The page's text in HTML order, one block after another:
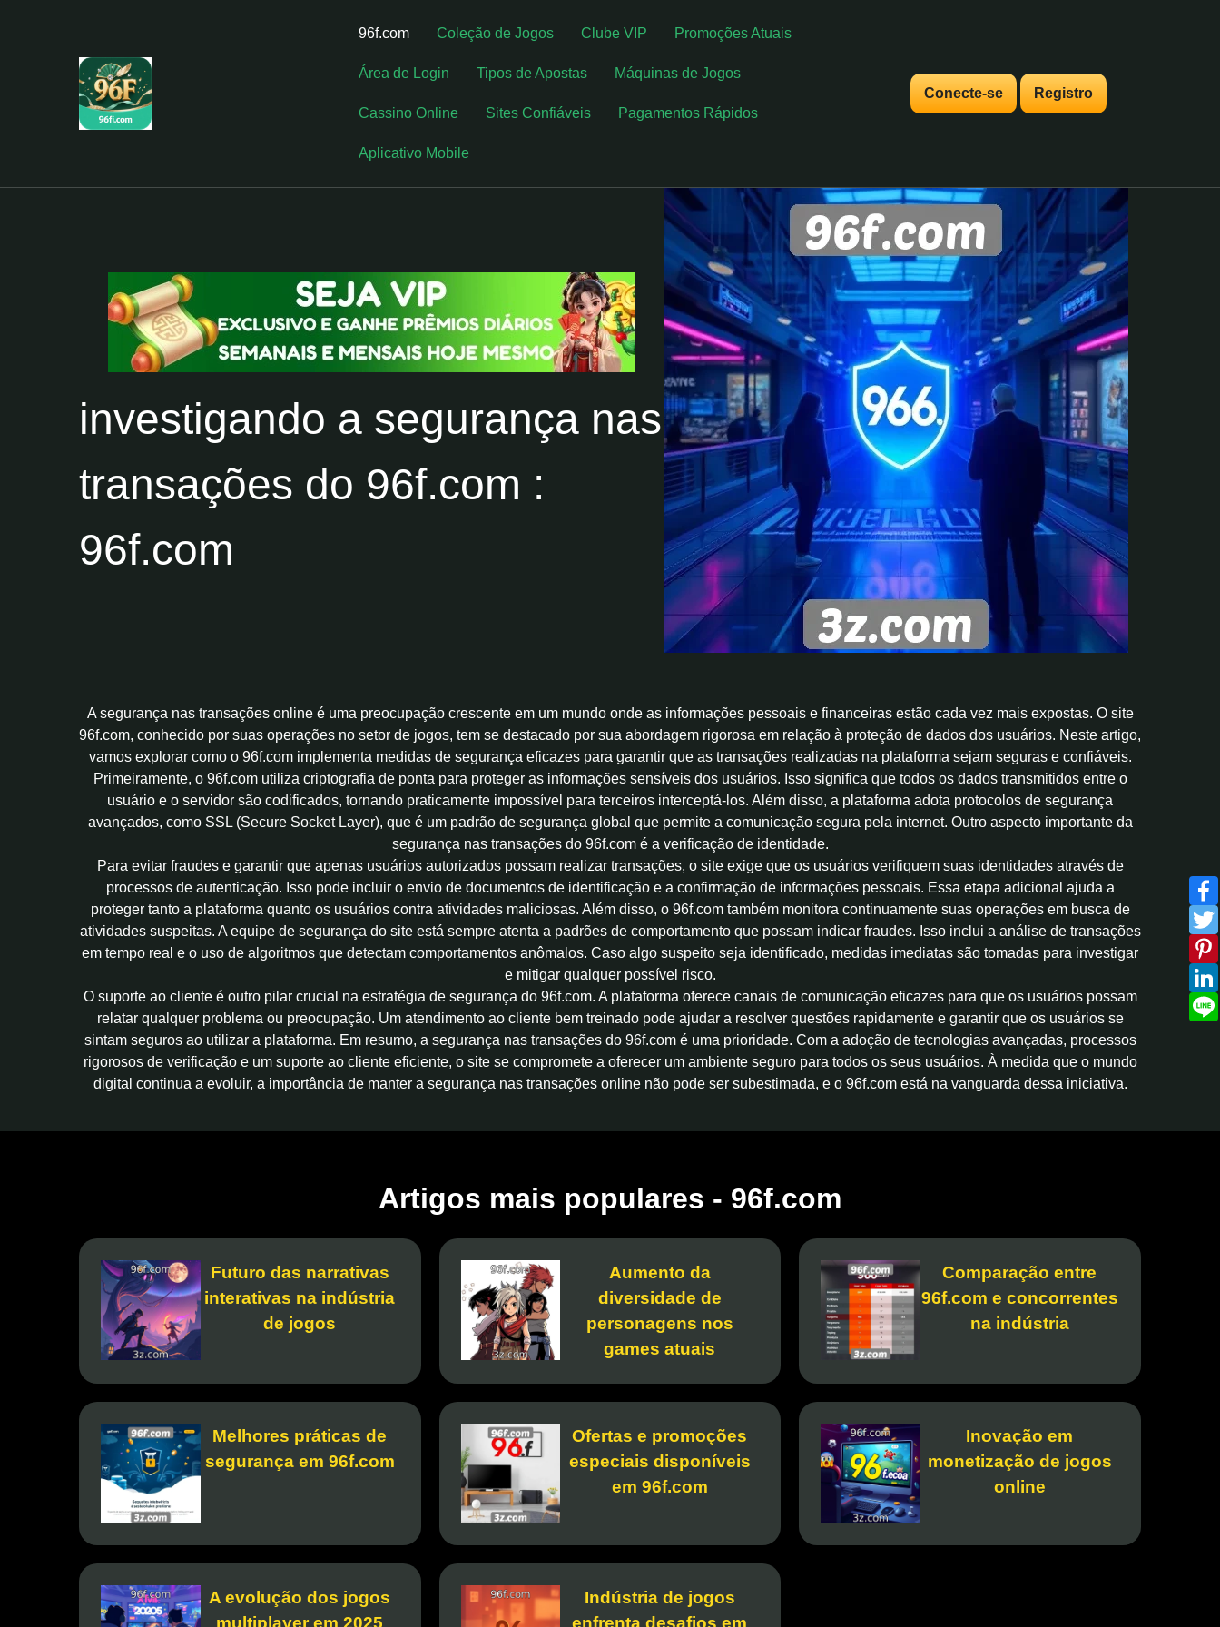
96f.com Coleção de Jogos Clube VIP Promoções Atuais
Área de Login Tipos de Apostas Máquinas de Jogos
Cassino Online Sites Confiáveis Pagamentos Rápidos
Aplicativo Mobile
Conecte-se Registro
investigando a segurança nas
transações do 96f.com :
96f.com
A segurança nas transações online é uma preocupação crescente em um mundo onde as informações pessoais e financeiras estão cada vez mais expostas. O site
96f.com, conhecido por suas operações no setor de jogos, tem se destacado por sua abordagem rigorosa em relação à proteção de dados dos usuários. Neste artigo,
vamos explorar como o 96f.com implementa medidas de segurança eficazes para garantir que as transações realizadas na plataforma sejam seguras e confiáveis.
Primeiramente, o 96f.com utiliza criptografia de ponta para proteger as informações sensíveis dos usuários. Isso significa que todos os dados transmitidos entre o
usuário e o servidor são codificados, tornando praticamente impossível para terceiros interceptá-los. Além disso, a plataforma adota protocolos de segurança
avançados, como SSL (Secure Socket Layer), que é um padrão de segurança global que permite a comunicação segura pela internet. Outro aspecto importante da
segurança nas transações do 96f.com é a verificação de identidade.
Para evitar fraudes e garantir que apenas usuários autorizados possam realizar transações, o site exige que os usuários verifiquem suas identidades através de
processos de autenticação. Isso pode incluir o envio de documentos de identificação e a confirmação de informações pessoais. Essa etapa adicional ajuda a
proteger tanto a plataforma quanto os usuários contra atividades maliciosas. Além disso, o 96f.com também monitora continuamente suas operações em busca de
atividades suspeitas. A equipe de segurança do site está sempre atenta a padrões de comportamento que possam indicar fraudes. Isso inclui a análise de transações
em tempo real e o uso de algoritmos que detectam comportamentos anômalos. Caso algo suspeito seja identificado, medidas imediatas são tomadas para investigar
e mitigar qualquer possível risco.
O suporte ao cliente é outro pilar crucial na estratégia de segurança do 96f.com. A plataforma oferece canais de comunicação eficazes para que os usuários possam
relatar qualquer problema ou preocupação. Um atendimento ao cliente bem treinado pode ajudar a resolver questões rapidamente e garantir que os usuários se
sintam seguros ao utilizar a plataforma. Em resumo, a segurança nas transações do 96f.com é uma prioridade. Com a adoção de tecnologias avançadas, processos
rigorosos de verificação e um suporte ao cliente eficiente, o site se compromete a oferecer um ambiente seguro para todos os seus usuários. À medida que o mundo
digital continua a evoluir, a importância de manter a segurança nas transações online não pode ser subestimada, e o 96f.com está na vanguarda dessa iniciativa.
Artigos mais populares - 96f.com
Futuro das narrativas
interativas na indústria
de jogos
Aumento da
diversidade de
personagens nos
games atuais
Comparação entre
96f.com e concorrentes
na indústria
Melhores práticas de
segurança em 96f.com
Ofertas e promoções
especiais disponíveis
em 96f.com
Inovação em
monetização de jogos
online
A evolução dos jogos
multiplayer em 2025
Indústria de jogos
enfrenta desafios em